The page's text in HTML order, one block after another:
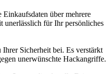
über mehrere
unerlässlich für Ihr persönliches
Sicherheit bei. Es verstärkt
unerwünschte Hackangriffe.